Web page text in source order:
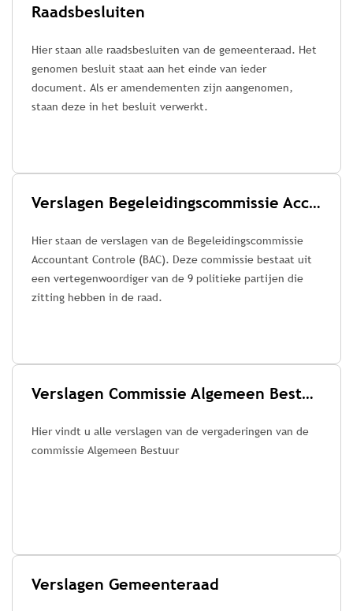
Raadsbesluiten
Hier staan alle raadsbesluiten van de gemeenteraad. Het
genomen besluit staat aan het einde van ieder
document. Als er amendementen zijn aangenomen,
staan deze in het besluit verwerkt.
Verslagen Begeleidingscommissie Accountant Controle (BAC)
Hier staan de verslagen van de Begeleidingscommissie
Accountant Controle (BAC). Deze commissie bestaat uit
een vertegenwoordiger van de 9 politieke partijen die
zitting hebben in de raad.
Verslagen Commissie Algemeen Bestuur
Hier vindt u alle verslagen van de vergaderingen van de
commissie Algemeen Bestuur
Verslagen Gemeenteraad